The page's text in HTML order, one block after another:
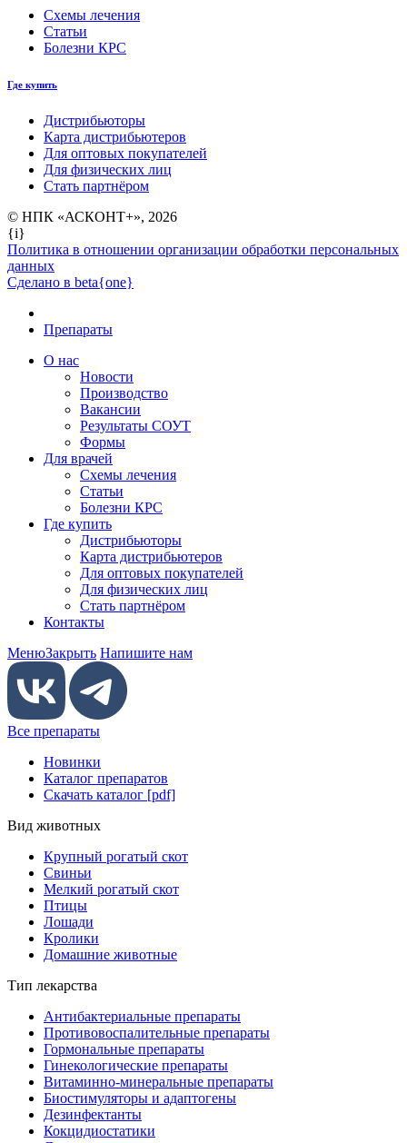
Схемы лечения
Статьи
Болезни КРС
Где купить
Дистрибьюторы
Карта дистрибьютеров
Для оптовых покупателей
Для физических лиц
Стать партнёром
© НПК «АСКОНТ+», 2026
{i}
Политика в отношении организации обработки персональных
данных
Сделано в beta{one}
Препараты
О нас
Новости
Производство
Вакансии
Результаты СОУТ
Формы
Для врачей
Схемы лечения
Статьи
Болезни КРС
Где купить
Дистрибьюторы
Карта дистрибьютеров
Для оптовых покупателей
Для физических лиц
Стать партнёром
Контакты
МенюЗакрыть Напишите нам
Все препараты
Новинки
Каталог препаратов
Скачать каталог [pdf]
Вид животных
Крупный рогатый скот
Свиньи
Мелкий рогатый скот
Птицы
Лошади
Кролики
Домашние животные
Тип лекарства
Антибактериальные препараты
Противовоспалительные препараты
Гормональные препараты
Гинекологические препараты
Витаминно-минеральные препараты
Биостимуляторы и адаптогены
Дезинфектанты
Кокцидиостатики